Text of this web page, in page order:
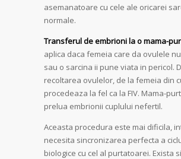
asemanatoare cu cele ale oricarei
normale.
Transferul de embrioni la o mama-
aplica daca femeia care da ovulele
sau o sarcina ii pune viata in pericol.
recoltarea ovulelor, de la femeia din
procedeaza la fel ca la FIV. Mama-
prelua embrionii cuplului nefertil.
Aceasta procedura este mai dificila,
necesita sincronizarea perfecta a
biologice cu cel al purtatoarei. Exista